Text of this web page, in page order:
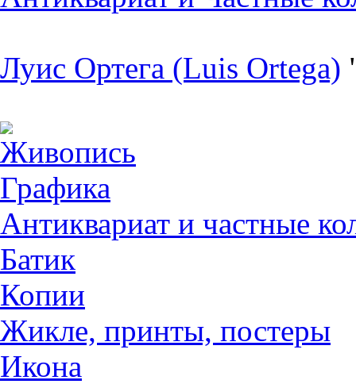
Луис Ортега (Luis Ortega)
Живопись
Графика
Антиквариат и частные
Батик
Копии
Жикле, принты, постеры
Икона